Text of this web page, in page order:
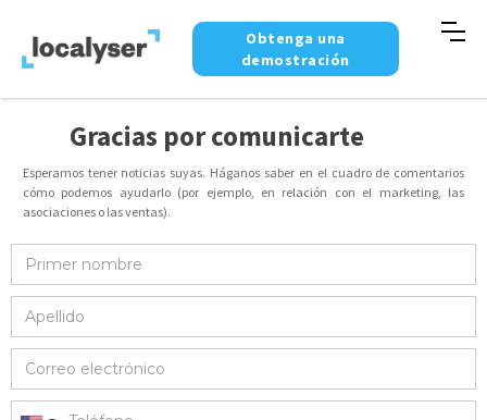
Obtenga una
demostración
Gracias por comunicarte
Esperamos tener noticias suyas. Háganos saber en el cuadro de comentarios
cómo podemos ayudarlo (por ejemplo, en relación con el marketing, las
asociaciones o las ventas).